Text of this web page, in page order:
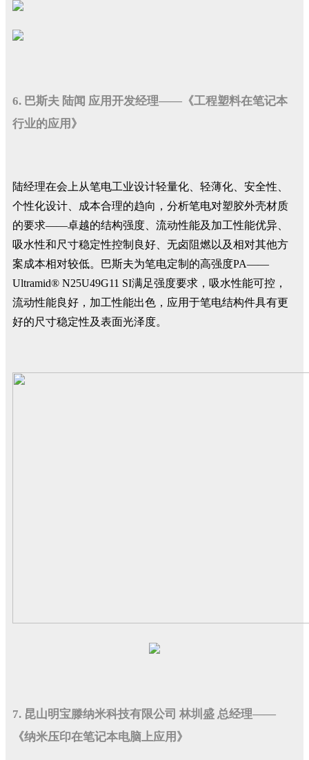
6. 巴斯夫 陆闻 应用开发经理——《工程塑料在笔记本
行业的应用》
陆经理在会上从笔电工业设计轻量化、轻薄化、安全性、
个性化设计、成本合理的趋向，分析笔电对塑胶外壳材质
的要求——卓越的结构强度、流动性能及加工性能优异、
吸水性和尺寸稳定性控制良好、无卤阻燃以及相对其他方
案成本相对较低。巴斯夫为笔电定制的高强度PA——
Ultramid® N25U49G11 SI满足强度要求，吸水性能可控，
流动性能良好，加工性能出色，应用于笔电结构件具有更
好的尺寸稳定性及表面光泽度。
7. 昆山明宝滕纳米科技有限公司 林圳盛 总经理——
《纳米压印在笔记本电脑上应用》